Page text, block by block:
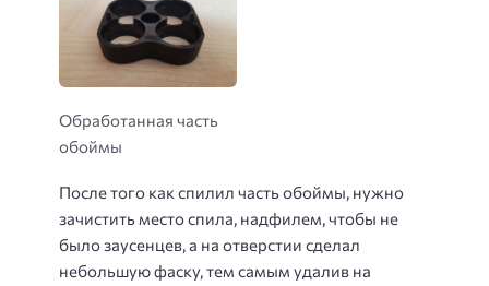
Обработанная часть
обоймы
После того как спилил часть обоймы, нужно
зачистить место спила, надфилем, чтобы не
было заусенцев, а на отверстии сделал
небольшую фаску, тем самым удалив на